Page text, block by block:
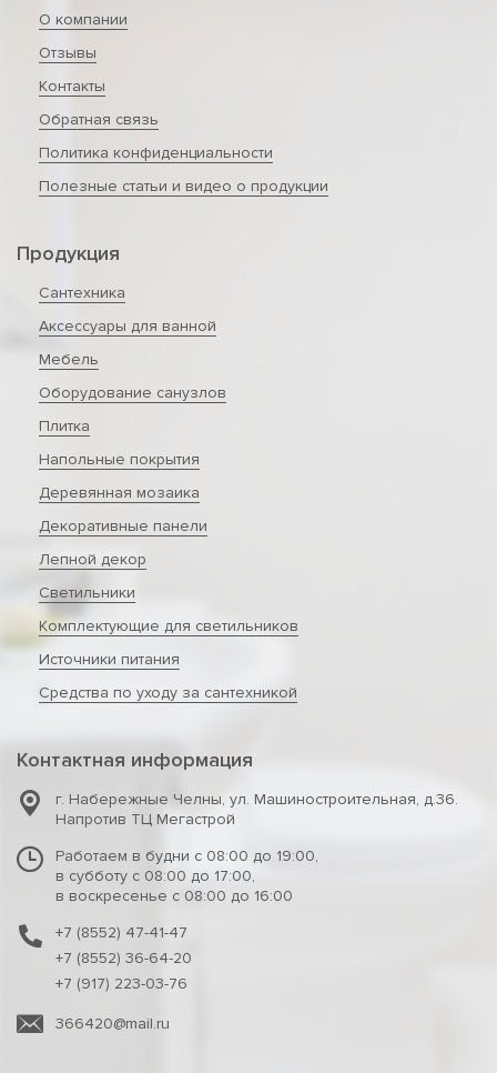
О компании
Отзывы
Контакты
Обратная связь
Политика конфиденциальности
Полезные статьи и видео о продукции
Продукция
Сантехника
Аксессуары для ванной
Мебель
Оборудование санузлов
Плитка
Напольные покрытия
Деревянная мозаика
Декоративные панели
Лепной декор
Светильники
Комплектующие для светильников
Источники питания
Средства по уходу за сантехникой
Контактная информация
г. Набережные Челны, ул. Машиностроительная, д.36.
Напротив ТЦ Мегастрой
Работаем в будни с 08:00 до 19:00,
в субботу с 08:00 до 17:00,
в воскресенье с 08:00 до 16:00
+7 (8552) 47-41-47
+7 (8552) 36-64-20
+7 (917) 223-03-76
366420@mail.ru